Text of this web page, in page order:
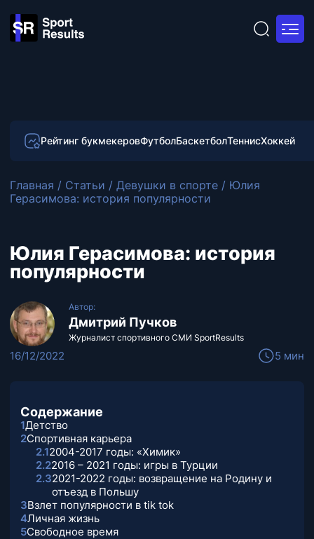
Рейтинг букмекеровФутболБаскетболТеннисХоккей
Главная / Статьи / Девушки в спорте / Юлия
Герасимова: история популярности
Юлия Герасимова: история
популярности
Автор:
Дмитрий Пучков
Журналист спортивного СМИ SportResults
16/12/2022 5 мин
Содержание
1Детство
2Спортивная карьера
2.12004-2017 годы: «Химик»
2.22016 – 2021 годы: игры в Турции
2.32021-2022 годы: возвращение на Родину и
отъезд в Польшу
3Взлет популярности в tik tok
4Личная жизнь
5Свободное время